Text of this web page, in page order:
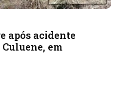
após acidente
em